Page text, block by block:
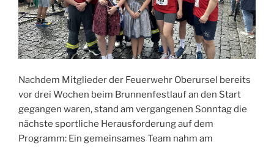
Nachdem Mitglieder der Feuerwehr Oberursel bereits
vor drei Wochen beim Brunnenfestlauf an den Start
gegangen waren, stand am vergangenen Sonntag die
nächste sportliche Herausforderung auf dem
Programm: Ein gemeinsames Team nahm am